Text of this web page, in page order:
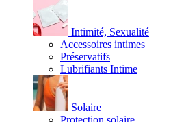
Intimité, Sexualité
Accessoires intimes
Préservatifs
Lubrifiants Intime
Solaire
Protection solaire